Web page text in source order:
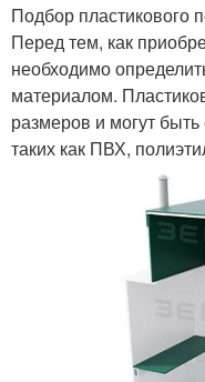
Подбор пластикового
Перед тем, как
необходимо
материалом.
размеров и могут
таких как ПВХ,